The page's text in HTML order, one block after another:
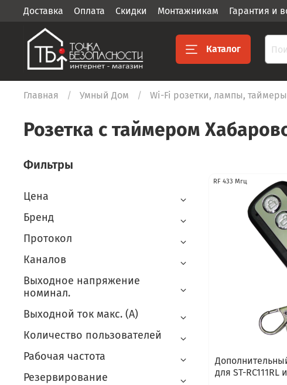
Доставка Оплата Скидки Монтажникам Гарантия и
Каталог
Главная Умный Дом Wi-Fi розетки, лампы,
Розетка с таймером
RF 433 Мгц
для ST-RC111RL
Фильтры
Цена
Бренд
Протокол
Каналов
Выходное напряжение
номинал.
Выходной ток макс. (А)
Количество пользователей
Рабочая частота
Резервирование